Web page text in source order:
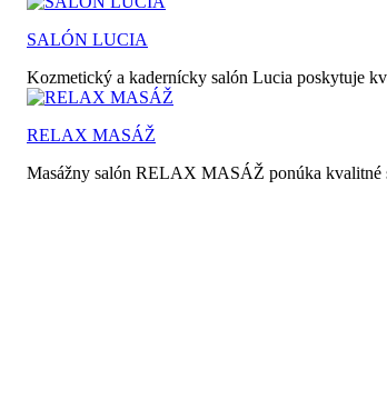
SALÓN LUCIA
Kozmetický a kadernícky salón Lucia poskytuje
RELAX MASÁŽ
Masážny salón RELAX MASÁŽ ponúka kvalitné